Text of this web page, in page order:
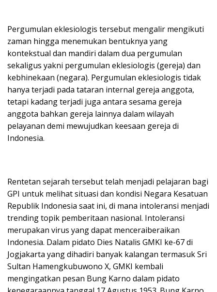
Pergumulan eklesiologis tersebut mengalir mengikuti
zaman hingga menemukan bentuknya yang
kontekstual dan mandiri dalam dua pergumulan
sekaligus yakni pergumulan eklesiologis (gereja) dan
kebhinekaan (negara). Pergumulan eklesiologis tidak
hanya terjadi pada tataran internal gereja anggota,
tetapi kadang terjadi juga antara sesama gereja
anggota bahkan gereja lainnya dalam wilayah
pelayanan demi mewujudkan keesaan gereja di
Indonesia.
Rentetan sejarah tersebut telah menjadi pelajaran bagi
GPI untuk melihat situasi dan kondisi Negara Kesatuan
Republik Indonesia saat ini, di mana intoleransi menjadi
trending topik pemberitaan nasional. Intoleransi
merupakan virus yang dapat menceraiberaikan
Indonesia. Dalam pidato Dies Natalis GMKI ke-67 di
Jogjakarta yang dihadiri banyak kalangan termasuk Sri
Sultan Hamengkubuwono X, GMKI kembali
mengingatkan pesan Bung Karno dalam pidato